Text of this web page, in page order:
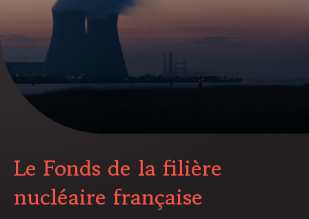
Le Fonds de la filière
nucléaire française